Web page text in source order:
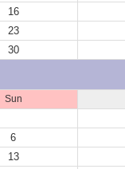
16
23
30
Sun
6
13